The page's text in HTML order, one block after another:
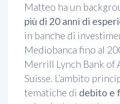
Matteo ha un
più di 20 anni di
in banche di
Mediobanca fino al
Merrill Lynch Bank of
Suisse. L’ambito
tematiche di debito e